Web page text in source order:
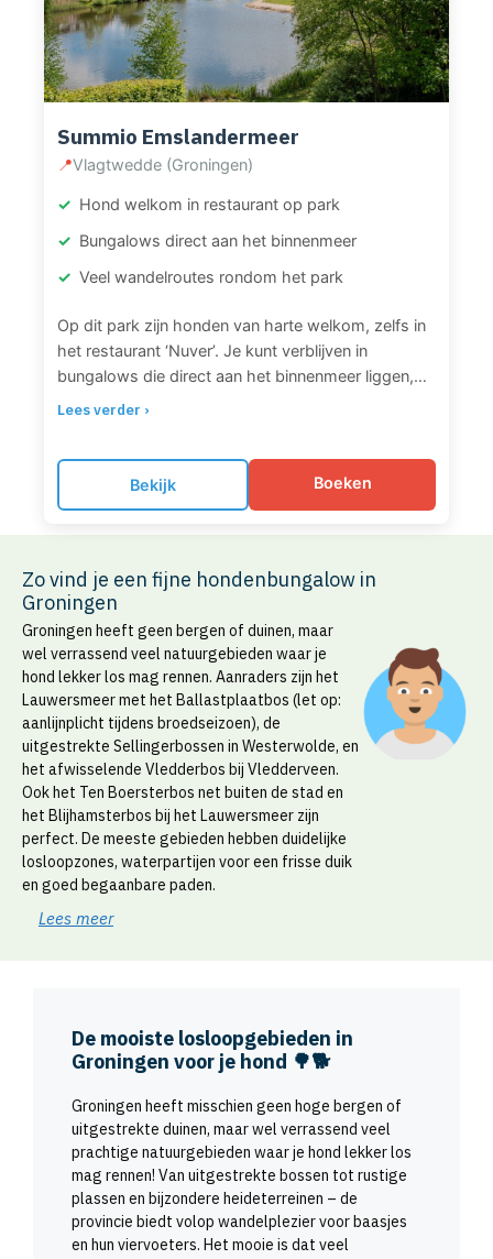
Summio Emslandermeer
📍Vlagtwedde (Groningen)
Hond welkom in restaurant op park
Bungalows direct aan het binnenmeer
Veel wandelroutes rondom het park
Op dit park zijn honden van harte welkom, zelfs in
het restaurant ‘Nuver’. Je kunt verblijven in
bungalows die direct aan het binnenmeer liggen,
wat zorgt voor een fijn uitzicht. Rondom het park
hondvriendelijkheid.
Lees verder ›
Bekijk Boeken
Zo vind je een fijne hondenbungalow in
Groningen
Groningen heeft geen bergen of duinen, maar
wel verrassend veel natuurgebieden waar je
hond lekker los mag rennen. Aanraders zijn het
Lauwersmeer met het Ballastplaatbos (let op:
aanlijnplicht tijdens broedseizoen), de
uitgestrekte Sellingerbossen in Westerwolde, en
het afwisselende Vledderbos bij Vledderveen.
Ook het Ten Boersterbos net buiten de stad en
het Blijhamsterbos bij het Lauwersmeer zijn
perfect. De meeste gebieden hebben duidelijke
losloopzones, waterpartijen voor een frisse duik
en goed begaanbare paden.
Lees meer
De mooiste losloopgebieden in
Groningen voor je hond 🌳🐕
Groningen heeft misschien geen hoge bergen of
uitgestrekte duinen, maar wel verrassend veel
prachtige natuurgebieden waar je hond lekker los
mag rennen! Van uitgestrekte bossen tot rustige
plassen en bijzondere heideterreinen – de
provincie biedt volop wandelplezier voor baasjes
en hun viervoeters. Het mooie is dat veel